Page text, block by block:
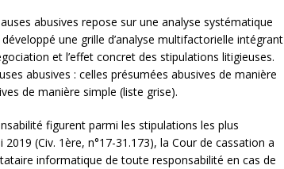
abusives repose sur une analyse systématique
une grille d’analyse multifactorielle intégrant
et l’effet concret des stipulations litigieuses.
abusives : celles présumées abusives de manière
de manière simple (liste grise).
figurent parmi les stipulations les plus
(Civ. 1ère, n°17-31.173), la Cour de cassation a
informatique de toute responsabilité en cas de